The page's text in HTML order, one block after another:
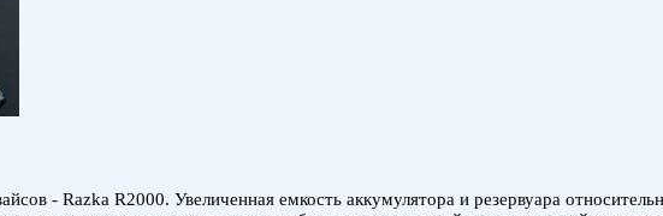
- Razka R2000. Увеличенная емкость аккумулятора и резервуара